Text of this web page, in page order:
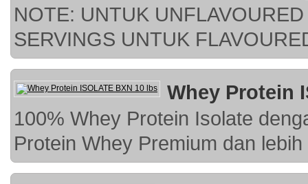
NOTE: UNTUK
SERVINGS UNTUK
Whey Protein
100% Whey Protein Isolate
Protein Whey Premium dan